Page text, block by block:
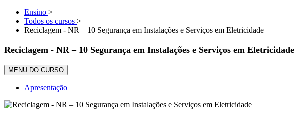
Ensino >
Todos os cursos >
Reciclagem - NR – 10 Segurança em Instalações e Serviços em Eletricidade
Reciclagem - NR – 10 Segurança em Instalações e Serviços em Eletricidade
MENU DO CURSO
Apresentação